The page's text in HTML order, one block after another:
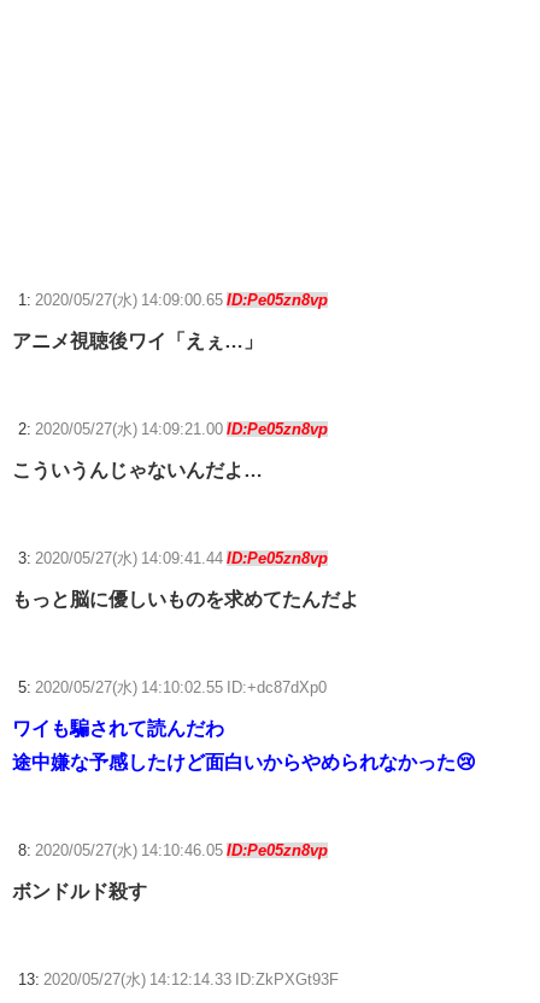
サイバスターが一番輝いてたスパロボ
【ウマ娘】ディザイアの謎ポーズ、完全にアレと一致ｗｗｗ
Powered by livedoor 相互RSS
1: 2020/05/27(水) 14:09:00.65 ID:Pe05zn8vp
アニメ視聴後ワイ「えぇ…」
2: 2020/05/27(水) 14:09:21.00 ID:Pe05zn8vp
こういうんじゃないんだよ…
3: 2020/05/27(水) 14:09:41.44 ID:Pe05zn8vp
もっと脳に優しいものを求めてたんだよ
5: 2020/05/27(水) 14:10:02.55 ID:+dc87dXp0
ワイも騙されて読んだわ
途中嫌な予感したけど面白いからやめられなかった😢
8: 2020/05/27(水) 14:10:46.05 ID:Pe05zn8vp
ボンドルド殺す
13: 2020/05/27(水) 14:12:14.33 ID:ZkPXGt93F